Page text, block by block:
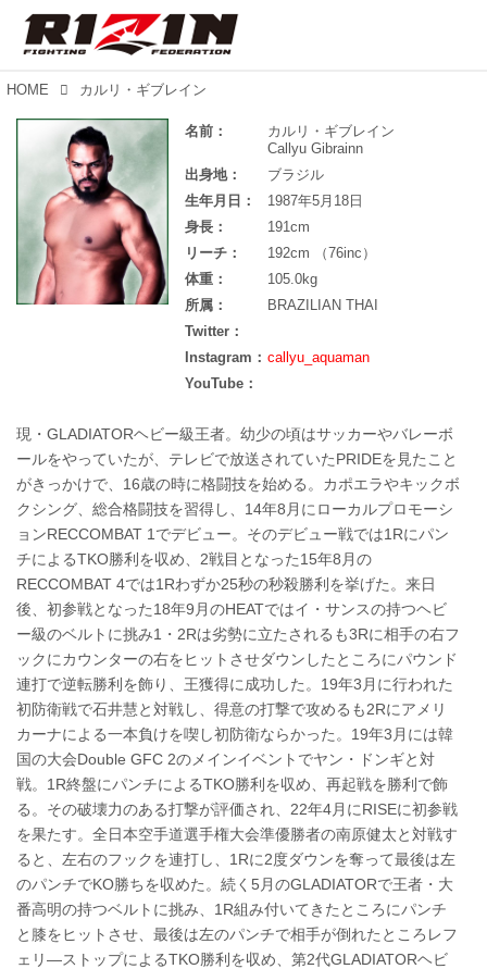
HOME カルリ・ギブレイン
名前：
カルリ・ギブレイン
Callyu Gibrainn
出身地：
ブラジル
生年月日：
1987年5月18日
身長：
191cm
リーチ：
192cm （76inc）
体重：
105.0kg
所属：
BRAZILIAN THAI
Twitter：
Instagram： callyu_aquaman
YouTube：
現・GLADIATORヘビー級王者。幼少の頃はサッカーやバレーボ
ールをやっていたが、テレビで放送されていたPRIDEを見たこと
がきっかけで、16歳の時に格闘技を始める。カポエラやキックボ
クシング、総合格闘技を習得し、14年8月にローカルプロモーシ
ョンRECCOMBAT 1でデビュー。そのデビュー戦では1Rにパン
チによるTKO勝利を収め、2戦目となった15年8月の
RECCOMBAT 4では1Rわずか25秒の秒殺勝利を挙げた。来日
後、初参戦となった18年9月のHEATではイ・サンスの持つヘビ
ー級のベルトに挑み1・2Rは劣勢に立たされるも3Rに相手の右フ
ックにカウンターの右をヒットさせダウンしたところにパウンド
連打で逆転勝利を飾り、王獲得に成功した。19年3月に行われた
初防衛戦で石井慧と対戦し、得意の打撃で攻めるも2Rにアメリ
カーナによる一本負けを喫し初防衛ならかった。19年3月には韓
国の大会Double GFC 2のメインイベントでヤン・ドンギと対
戦。1R終盤にパンチによるTKO勝利を収め、再起戦を勝利で飾
る。その破壊力のある打撃が評価され、22年4月にRISEに初参戦
を果たす。全日本空手道選手権大会準優勝者の南原健太と対戦す
ると、左右のフックを連打し、1Rに2度ダウンを奪って最後は左
のパンチでKO勝ちを収めた。続く5月のGLADIATORで王者・大
番高明の持つベルトに挑み、1R組み付いてきたところにパンチ
と膝をヒットさせ、最後は左のパンチで相手が倒れたところレフ
ェリ―ストップによるTKO勝利を収め、第2代GLADIATORヘビ